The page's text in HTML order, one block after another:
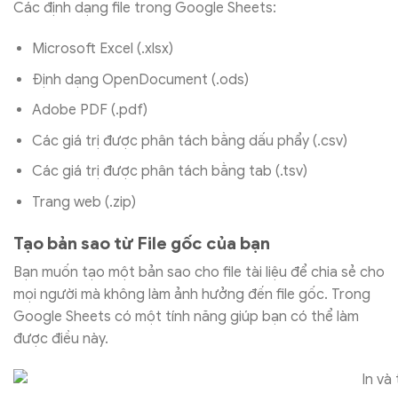
Các định dạng file trong Google Sheets:
Microsoft Excel (.xlsx)
Định dạng OpenDocument (.ods)
Adobe PDF (.pdf)
Các giá trị được phân tách bằng dấu phẩy (.csv)
Các giá trị được phân tách bằng tab (.tsv)
Trang web (.zip)
Tạo bản sao từ File gốc của bạn
Bạn muốn tạo một bản sao cho file tài liệu để chia sẻ cho
mọi người mà không làm ảnh hưởng đến file gốc. Trong
Google Sheets có một tính năng giúp bạn có thể làm
được điều này.